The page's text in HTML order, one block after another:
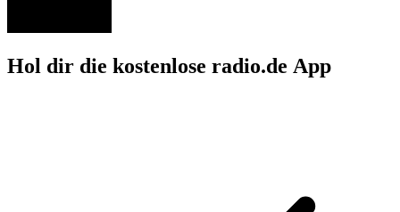
Hol dir die kostenlose radio.de App